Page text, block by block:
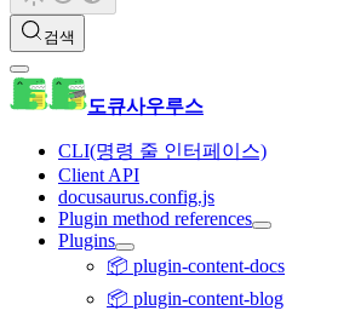
검색
도큐사우루스
CLI(명령 줄 인터페이스)
Client API
docusaurus.config.js
Plugin method references
Plugins
📦 plugin-content-docs
📦 plugin-content-blog